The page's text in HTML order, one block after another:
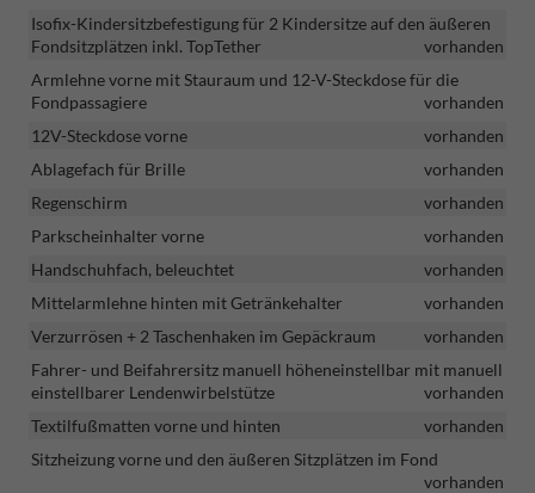
Isofix-Kindersitzbefestigung für 2 Kindersitze auf den äußeren
Fondsitzplätzen inkl. TopTether
vorhanden
Armlehne vorne mit Stauraum und 12-V-Steckdose für die
Fondpassagiere
vorhanden
12V-Steckdose vorne
vorhanden
Ablagefach für Brille
vorhanden
Regenschirm
vorhanden
Parkscheinhalter vorne
vorhanden
Handschuhfach, beleuchtet
vorhanden
Mittelarmlehne hinten mit Getränkehalter
vorhanden
Verzurrösen + 2 Taschenhaken im Gepäckraum
vorhanden
Fahrer- und Beifahrersitz manuell höheneinstellbar mit manuell
einstellbarer Lendenwirbelstütze
vorhanden
Textilfußmatten vorne und hinten
vorhanden
Sitzheizung vorne und den äußeren Sitzplätzen im Fond
vorhanden